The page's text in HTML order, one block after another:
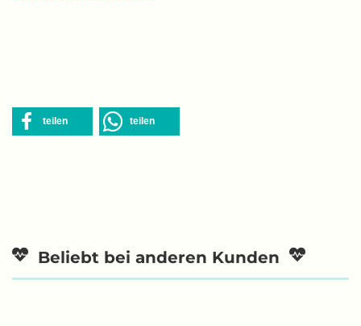
teilen teilen
Beliebt bei anderen Kunden